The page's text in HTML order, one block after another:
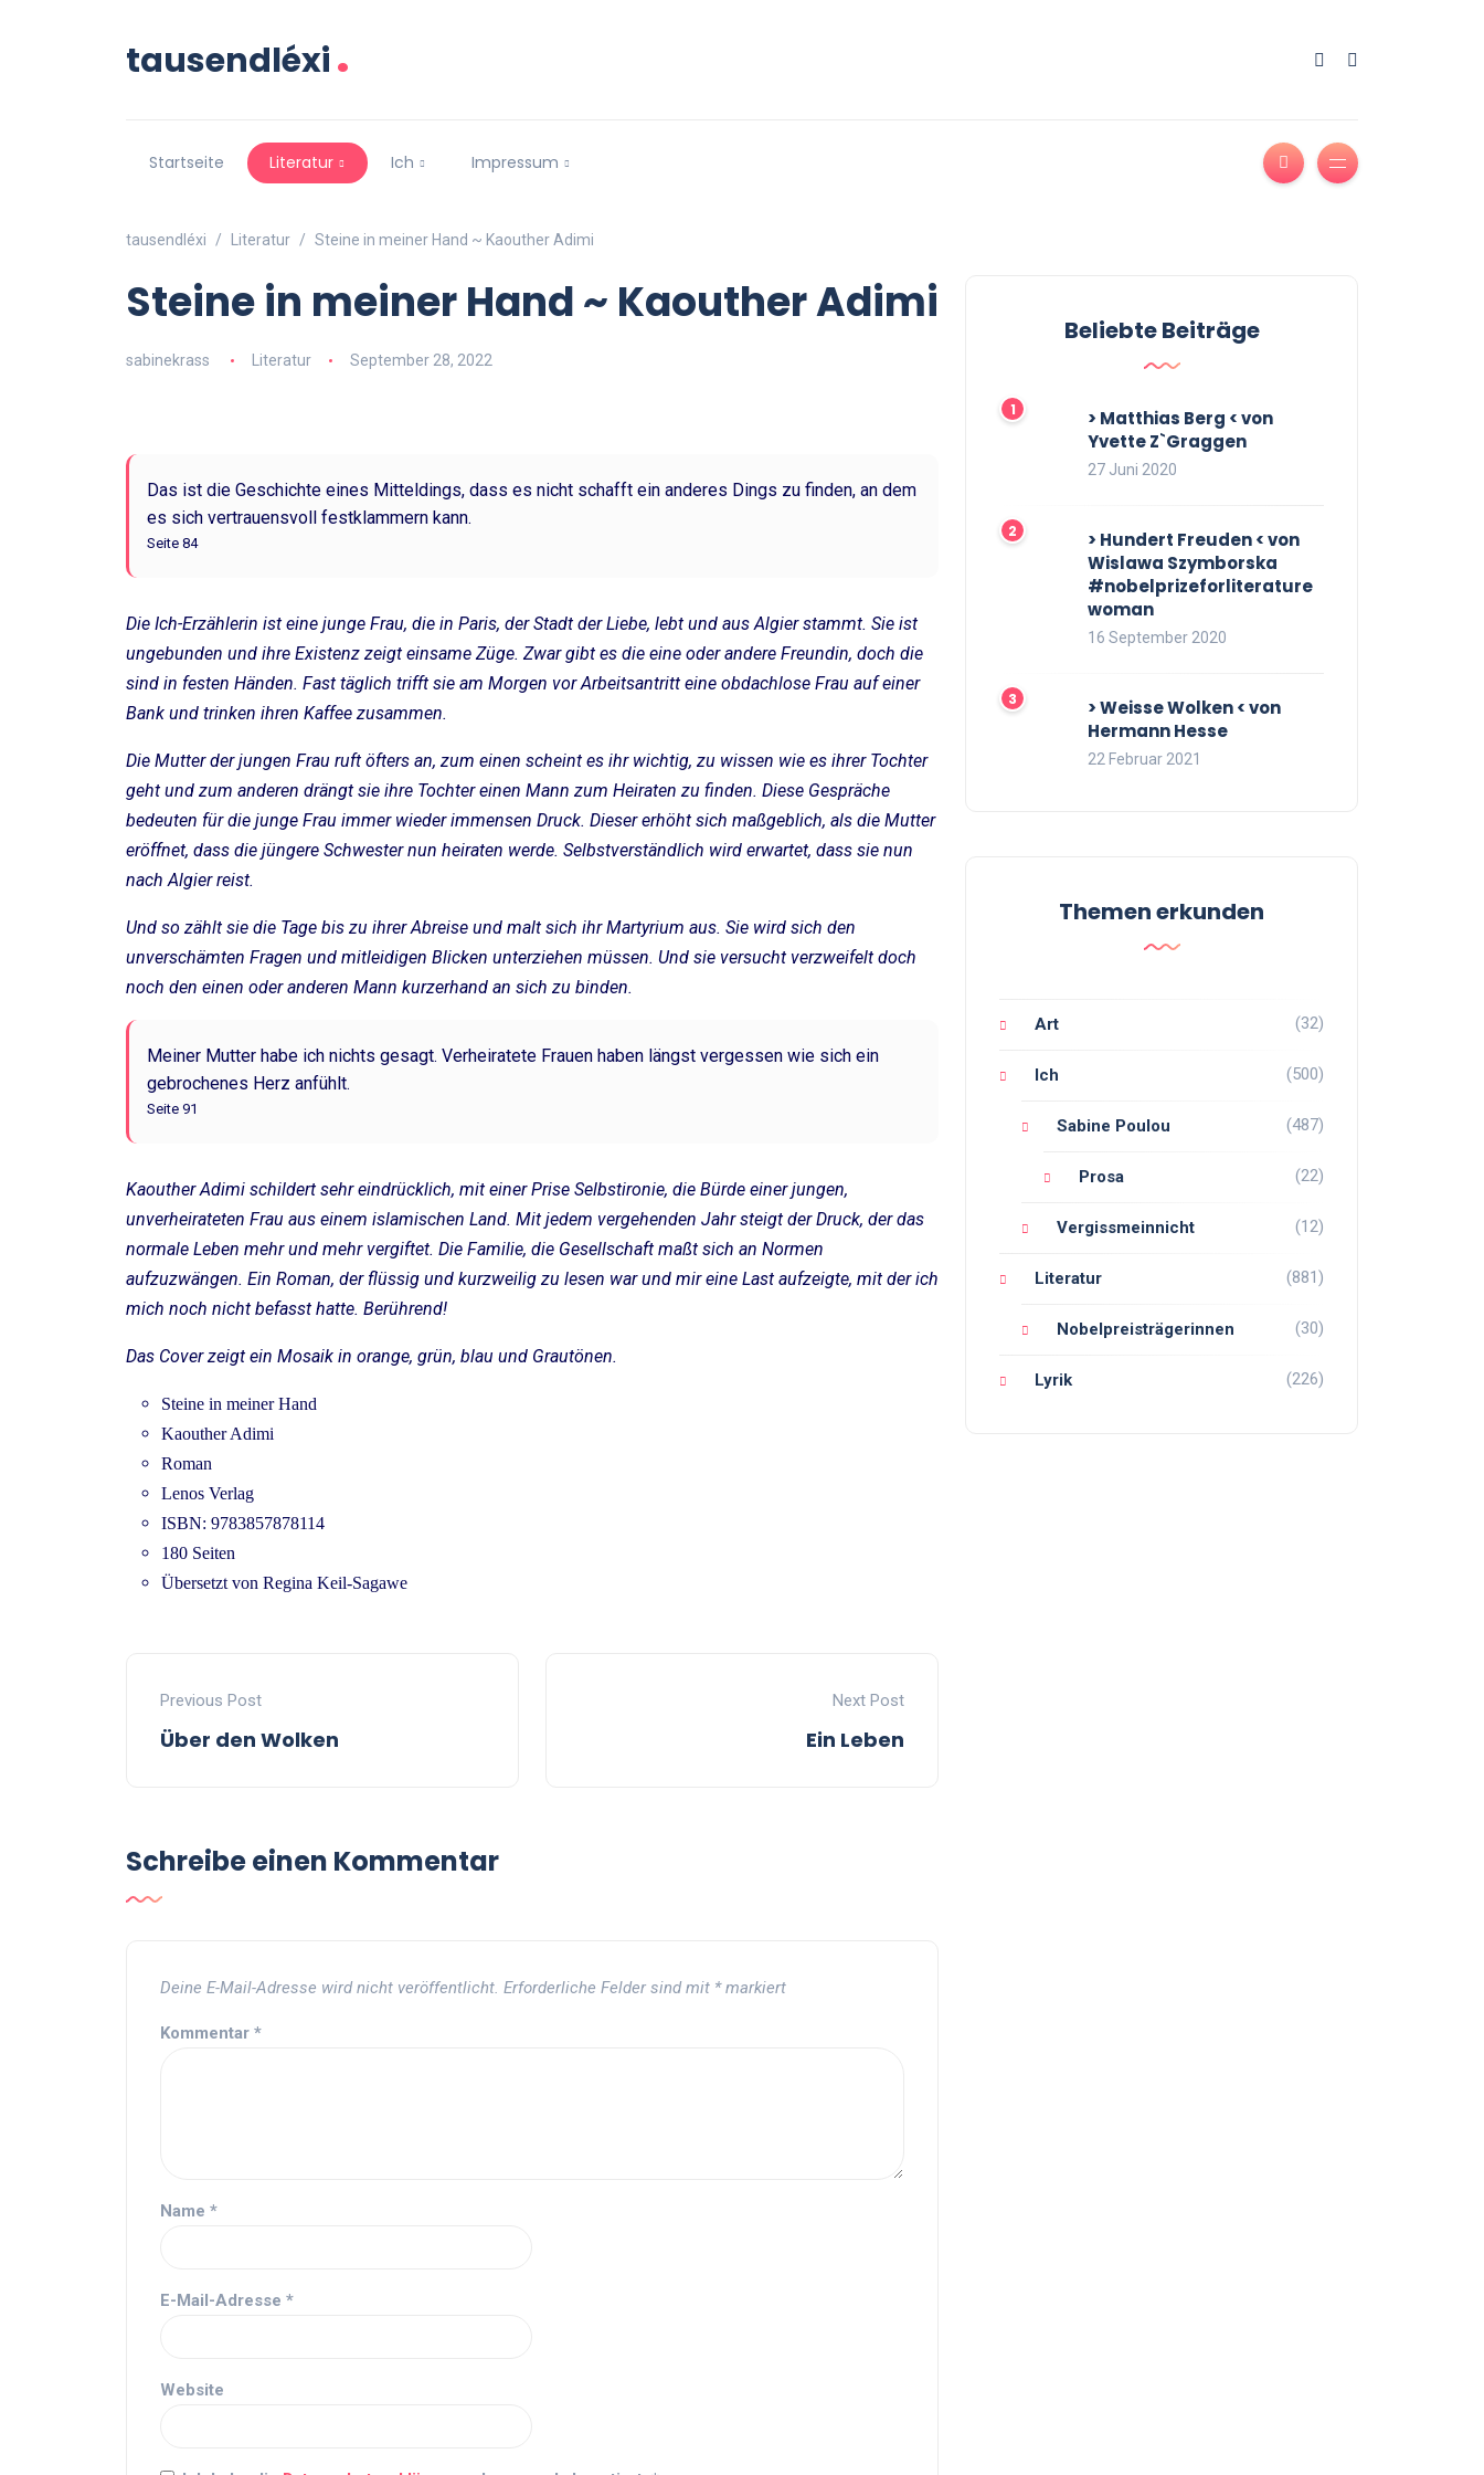
tausendléxi.
Startseite Literatur Ich Impressum
tausendléxi Literatur Steine in meiner Hand ~ Kaouther Adimi
Steine in meiner Hand ~ Kaouther Adimi
sabinekrass Literatur September 28, 2022
Das ist die Geschichte eines Mitteldings, dass es nicht schafft ein anderes Dings zu finden, an dem
es sich vertrauensvoll festklammern kann.
Seite 84
Die Ich-Erzählerin ist eine junge Frau, die in Paris, der Stadt der Liebe, lebt und aus Algier stammt. Sie ist
ungebunden und ihre Existenz zeigt einsame Züge. Zwar gibt es die eine oder andere Freundin, doch die
sind in festen Händen. Fast täglich trifft sie am Morgen vor Arbeitsantritt eine obdachlose Frau auf einer
Bank und trinken ihren Kaffee zusammen.
Die Mutter der jungen Frau ruft öfters an, zum einen scheint es ihr wichtig, zu wissen wie es ihrer Tochter
geht und zum anderen drängt sie ihre Tochter einen Mann zum Heiraten zu finden. Diese Gespräche
bedeuten für die junge Frau immer wieder immensen Druck. Dieser erhöht sich maßgeblich, als die Mutter
eröffnet, dass die jüngere Schwester nun heiraten werde. Selbstverständlich wird erwartet, dass sie nun
nach Algier reist.
Und so zählt sie die Tage bis zu ihrer Abreise und malt sich ihr Martyrium aus. Sie wird sich den
unverschämten Fragen und mitleidigen Blicken unterziehen müssen. Und sie versucht verzweifelt doch
noch den einen oder anderen Mann kurzerhand an sich zu binden.
Meiner Mutter habe ich nichts gesagt. Verheiratete Frauen haben längst vergessen wie sich ein
gebrochenes Herz anfühlt.
Seite 91
Kaouther Adimi schildert sehr eindrücklich, mit einer Prise Selbstironie, die Bürde einer jungen,
unverheirateten Frau aus einem islamischen Land. Mit jedem vergehenden Jahr steigt der Druck, der das
normale Leben mehr und mehr vergiftet. Die Familie, die Gesellschaft maßt sich an Normen
aufzuzwängen. Ein Roman, der flüssig und kurzweilig zu lesen war und mir eine Last aufzeigte, mit der ich
mich noch nicht befasst hatte. Berührend!
Das Cover zeigt ein Mosaik in orange, grün, blau und Grautönen.
Steine in meiner Hand
Kaouther Adimi
Roman
Lenos Verlag
ISBN: 9783857878114
180 Seiten
Übersetzt von Regina Keil-Sagawe
Previous Post
Über den Wolken
Next Post
Ein Leben
Schreibe einen Kommentar
Deine E-Mail-Adresse wird nicht veröffentlicht. Erforderliche Felder sind mit *markiert
Kommentar *
Name *
E-Mail-Adresse *
Website
Beliebte Beiträge
> Matthias Berg < von
Yvette Z`Graggen
27 Juni 2020
> Hundert Freuden < von
Wislawa Szymborska
#nobelprizeforliterature
woman
16 September 2020
> Weisse Wolken < von
Hermann Hesse
22 Februar 2021
Themen erkunden
Art (32)
Ich (500)
Sabine Poulou (487)
Prosa (22)
Vergissmeinnicht (12)
Literatur (881)
Nobelpreisträgerinnen (30)
Lyrik (226)